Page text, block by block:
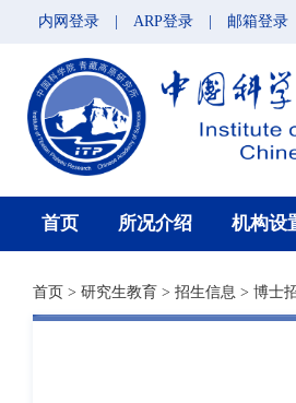
内网登录 ARP登录 邮箱登录
首页 所况介绍 机构设
首页 > 研究生教育 > 招生信息 > 博士